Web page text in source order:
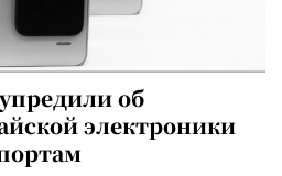
об
электроники